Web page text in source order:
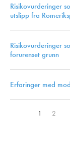
Risikovurderinger
utslipp fra
Risikovurderinger
forurenset grunn
Erfaringer med
1 2